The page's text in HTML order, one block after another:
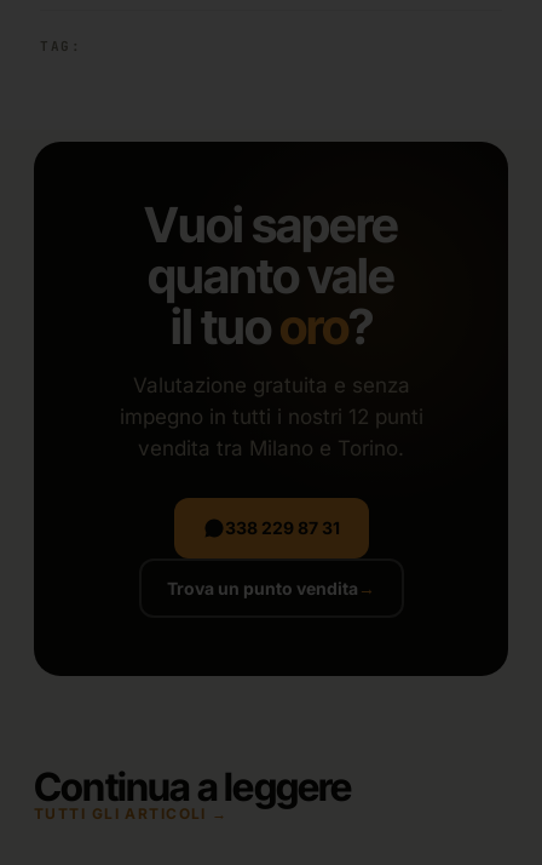
TAG:
Vuoi sapere
quanto vale
il tuooro?
Valutazione gratuita e senza
impegno in tutti i nostri 12 punti
vendita tra Milano e Torino.
338 229 87 31
Trova un punto vendita →
Continua a leggere
TUTTI GLI ARTICOLI →